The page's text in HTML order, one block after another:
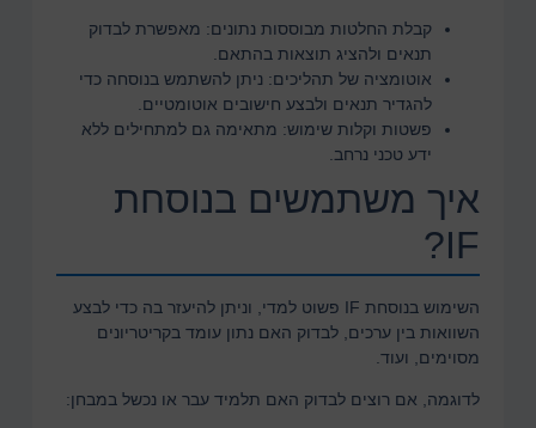
קבלת החלטות מבוססות נתונים: מאפשרת לבדוק
תנאים ולהציג תוצאות בהתאם.
אוטומציה של תהליכים: ניתן להשתמש בנוסחה כדי
להגדיר תנאים ולבצע חישובים אוטומטיים.
פשטות וקלות שימוש: מתאימה גם למתחילים ללא
ידע טכני נרחב.
איך משתמשים בנוסחת
IF?
השימוש בנוסחת IF פשוט למדי, וניתן להיעזר בה כדי לבצע
השוואות בין ערכים, לבדוק האם נתון עומד בקריטריונים
מסוימים, ועוד.
לדוגמה, אם רוצים לבדוק האם תלמיד עבר או נכשל במבחן: